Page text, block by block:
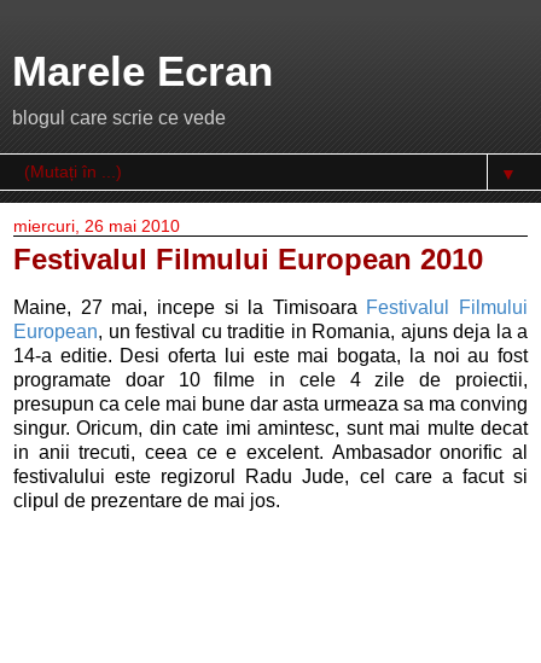
Marele Ecran
blogul care scrie ce vede
▼
miercuri, 26 mai 2010
Festivalul Filmului European 2010
Maine, 27 mai, incepe si la Timisoara Festivalul Filmului
European, un festival cu traditie in Romania, ajuns deja la a
14-a editie. Desi oferta lui este mai bogata, la noi au fost
programate doar 10 filme in cele 4 zile de proiectii,
presupun ca cele mai bune dar asta urmeaza sa ma conving
singur. Oricum, din cate imi amintesc, sunt mai multe decat
in anii trecuti, ceea ce e excelent. Ambasador onorific al
festivalului este regizorul Radu Jude, cel care a facut si
clipul de prezentare de mai jos.